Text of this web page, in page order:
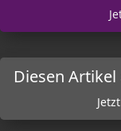
Diesen